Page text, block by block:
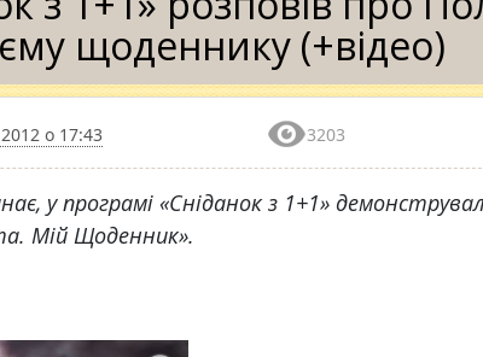
щоденнику (+відео)
о 17:43 3203
у програмі «Сніданок з 1+1»
Мій Щоденник».